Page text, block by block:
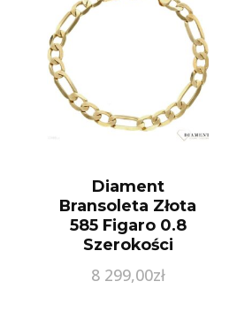
Diament
Bransoleta Złota
585 Figaro 0.8
Szerokości
Bkb000000453
8 299,00zł